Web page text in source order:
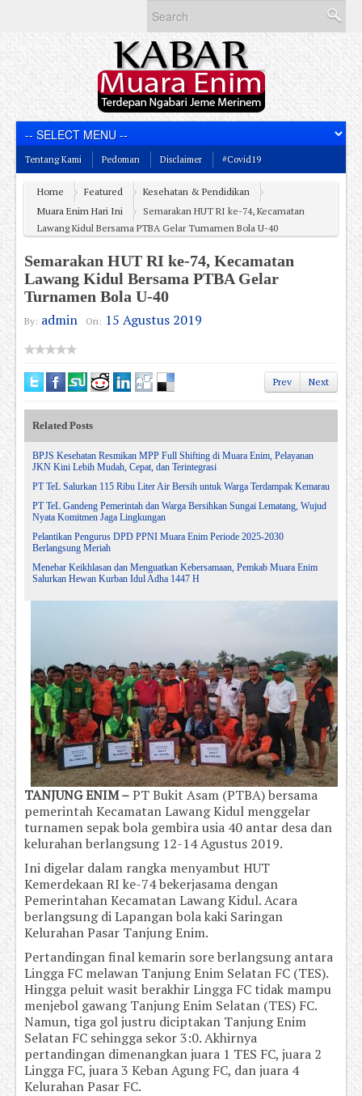
Tentang Kami Pedoman Disclaimer #Covid19
Home Featured
Kesehatan & Pendidikan
Muara Enim Hari Ini
Semarakan HUT RI ke-74, Kecamatan
Lawang Kidul Bersama PTBA Gelar Turnamen Bola U-40
Semarakan HUT RI ke-74, Kecamatan
Lawang Kidul Bersama PTBA Gelar
Turnamen Bola U-40
By: admin On: 15 Agustus 2019
Prev Next
Related Posts
BPJS Kesehatan Resmikan MPP Full Shifting di Muara Enim, Pelayanan
JKN Kini Lebih Mudah, Cepat, dan Terintegrasi
PT TeL Salurkan 115 Ribu Liter Air Bersih untuk Warga Terdampak Kemarau
PT TeL Gandeng Pemerintah dan Warga Bersihkan Sungai Lematang, Wujud
Nyata Komitmen Jaga Lingkungan
Pelantikan Pengurus DPD PPNI Muara Enim Periode 2025-2030
Berlangsung Meriah
Menebar Keikhlasan dan Menguatkan Kebersamaan, Pemkab Muara Enim
Salurkan Hewan Kurban Idul Adha 1447 H
TANJUNG ENIM –PT Bukit Asam (PTBA) bersama
pemerintah Kecamatan Lawang Kidul menggelar
turnamen sepak bola gembira usia 40 antar desa dan
kelurahan berlangsung 12-14 Agustus 2019.
Ini digelar dalam rangka menyambut HUT
Kemerdekaan RI ke-74 bekerjasama dengan
Pemerintahan Kecamatan Lawang Kidul. Acara
berlangsung di Lapangan bola kaki Saringan
Kelurahan Pasar Tanjung Enim.
Pertandingan final kemarin sore berlangsung antara
Lingga FC melawan Tanjung Enim Selatan FC (TES).
Hingga peluit wasit berakhir Lingga FC tidak mampu
menjebol gawang Tanjung Enim Selatan (TES) FC.
Namun, tiga gol justru diciptakan Tanjung Enim
Selatan FC sehingga sekor 3:0. Akhirnya
pertandingan dimenangkan juara 1 TES FC, juara 2
Lingga FC, juara 3 Keban Agung FC, dan juara 4
Kelurahan Pasar FC.